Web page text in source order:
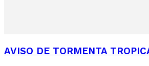
AVISO DE TORMENTA